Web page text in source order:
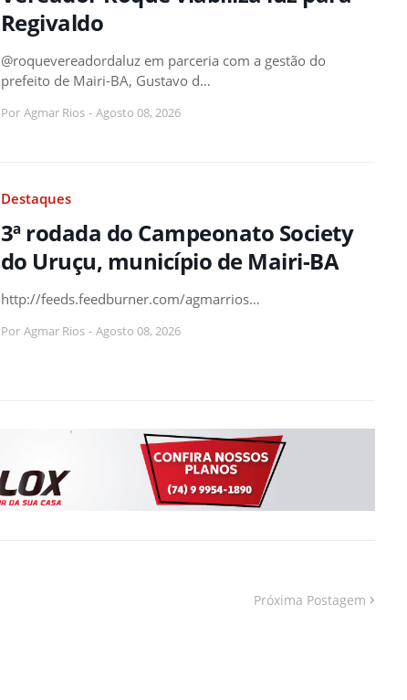
Regivaldo
@roquevereadordaluz em parceria com a gestão do
prefeito de Mairi-BA, Gustavo d…
Por Agmar Rios - Agosto 08, 2026
Destaques
3ª rodada do Campeonato Society
do Uruçu, município de Mairi-BA
http://feeds.feedburner.com/agmarrios…
Por Agmar Rios - Agosto 08, 2026
Próxima Postagem